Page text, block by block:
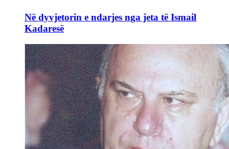
Në dyvjetorin e ndarjes nga jeta të Ismail
Kadaresë